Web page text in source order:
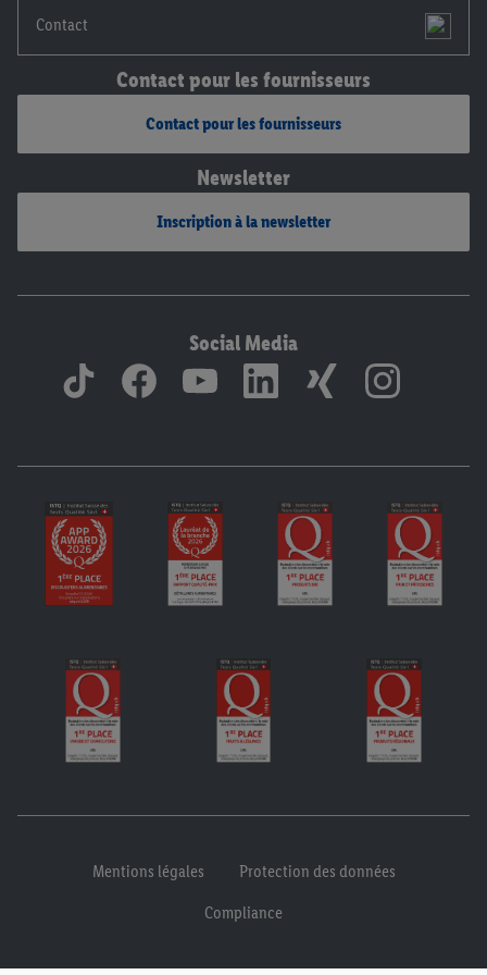
Contact
Contact pour les fournisseurs
Contact pour les fournisseurs
Newsletter
Inscription à la newsletter
Social Media
Mentions légales
Protection des données
Compliance